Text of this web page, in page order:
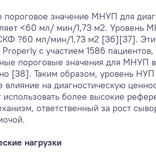
пороговое значение МНУП для
<60 мл/ мин/1,73 м2. Уровень
?60 мл/мин/1,73 м2 [36][37]. Эти
с участием 1586
пороговые значения для
[38]. Таким образом, уровень
влияние на диагностическую
более высокие
ответственный за рост
нагрузки